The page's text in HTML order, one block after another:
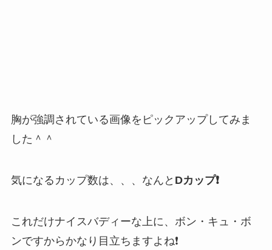
胸が強調されている画像をピックアップしてみま
した＾＾
気になるカップ数は、、、なんと Dカップ❗
これだけナイスバディーな上に、ボン・キュ・ボ
ンですからかなり目立ちますよね❗